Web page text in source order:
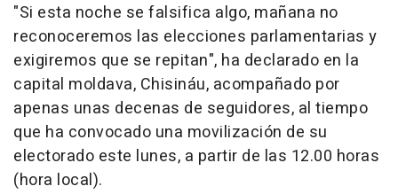
"Si esta noche se falsifica algo, mañana no
reconoceremos las elecciones parlamentarias y
exigiremos que se repitan", ha declarado en la
capital moldava, Chisináu, acompañado por
apenas unas decenas de seguidores, al tiempo
que ha convocado una movilización de su
electorado este lunes, a partir de las 12.00 horas
(hora local).